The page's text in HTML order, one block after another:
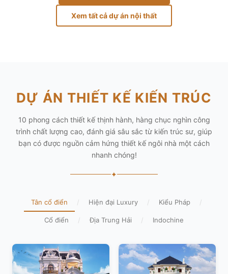
Xem tất cả dự án nội thất
DỰ ÁN THIẾT KẾ KIẾN TRÚC
10 phong cách thiết kế thịnh hành, hàng chục nghìn công
trình chất lượng cao, đánh giá sâu sắc từ kiến trúc sư, giúp
bạn có được nguồn cảm hứng thiết kế ngôi nhà một cách
nhanh chóng!
✦
Tân cổ điển / Hiện đại Luxury / Kiểu Pháp /
Cổ điển / Địa Trung Hải / Indochine